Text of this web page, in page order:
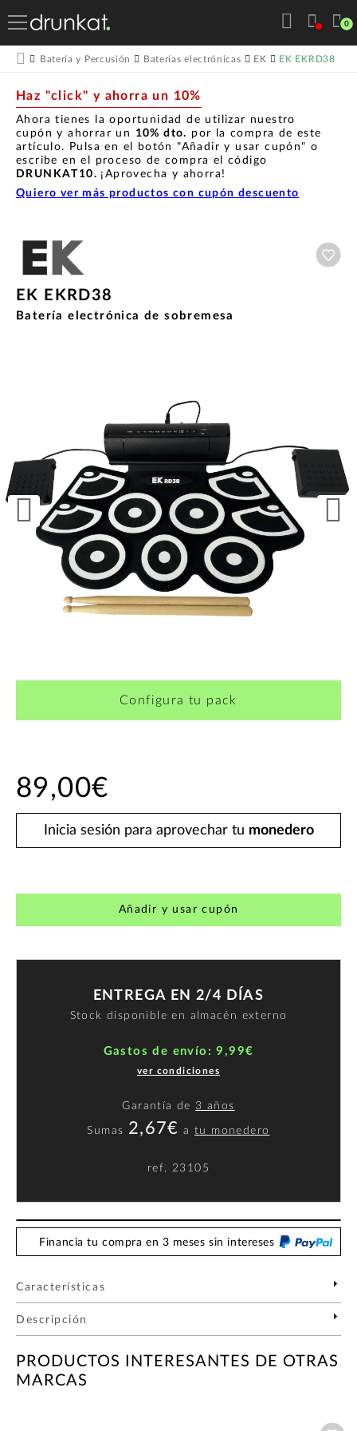
0
Batería y Percusión Baterías electrónicas EK EK EKRD38
Haz "click" y ahorra un 10%
Ahora tienes la oportunidad de utilizar nuestro
cupón y ahorrar un 10% dto. por la compra de este
artículo. Pulsa en el botón "Añadir y usar cupón" o
escribe en el proceso de compra el código
DRUNKAT10. ¡Aprovecha y ahorra!
Quiero ver más productos con cupón descuento
EK EKRD38
Batería electrónica de sobremesa
Configura tu pack
89,00€
Inicia sesión para aprovechar tu monedero
Añadir y usar cupón
ENTREGA EN 2/4 DÍAS
Stock disponible en almacén externo
Gastos de envío: 9,99€
ver condiciones
Garantía de 3 años
Sumas 2,67€ atu monedero
ref. 23105
Financia tu compra en 3 meses sin intereses
Características
Descripción
PRODUCTOS INTERESANTES DE OTRAS
MARCAS